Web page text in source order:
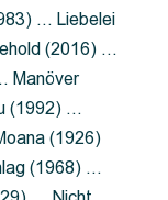
… Liebelei
(2016) …
Manöver
(1992) …
(1926)
(1968) …